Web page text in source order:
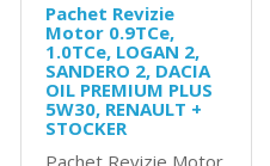
Pachet Revizie
Motor 0.9TCe,
1.0TCe, LOGAN 2,
SANDERO 2, DACIA
OIL PREMIUM PLUS
5W30, RENAULT +
STOCKER